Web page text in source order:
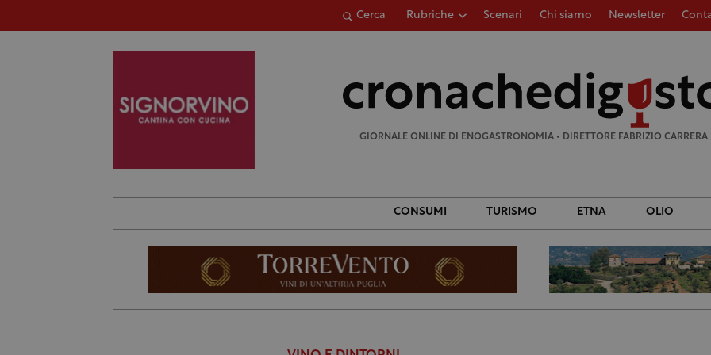
Cerca Rubriche Scenari Chi siamo Newsletter
GIORNALE ONLINE DI ENOGASTRONOMIA • DIRETTORE FABRIZIO CARRERA
CONSUMI TURISMO ETNA OLIO